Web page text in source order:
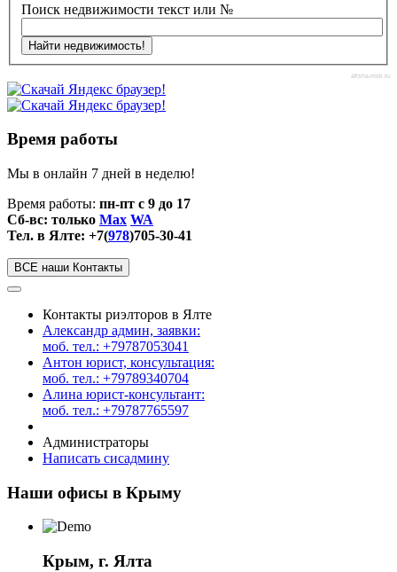
Поиск недвижимости текст или №
afisha-msk.ru
Время работы
Мы в онлайн 7 дней в неделю!
Время работы: пн-пт с 9 до 17
Сб-вс: только Max WA
Тел. в Ялте: +7(978)705-30-41
ВСЕ наши Контакты
Контакты риэлторов в Ялте
Александр админ, заявки:
моб. тел.: +79787053041
Антон юрист, консультация:
моб. тел.: +79789340704
Алина юрист-консультант:
моб. тел.: +79787765597
Администраторы
Написать сисадмину
Наши офисы в Крыму
Крым, г. Ялта